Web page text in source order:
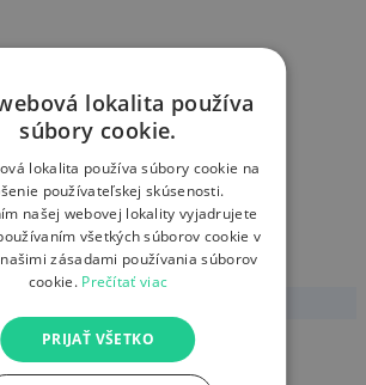
lokalita používa
súbory cookie.
lokalita používa súbory cookie na
používateľskej skúsenosti.
našej webovej lokality vyjadrujete
všetkých súborov cookie v
zásadami používania súborov
cookie. Prečítať viac
PRIJAŤ VŠETKO